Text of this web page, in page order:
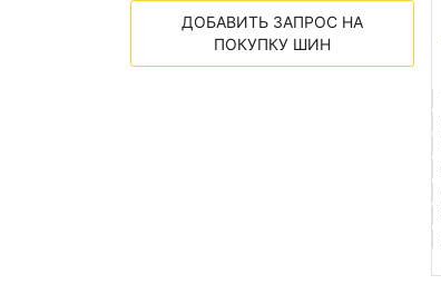
ДОБАВИТЬ ЗАПРОС НА
ПОКУПКУ ШИН